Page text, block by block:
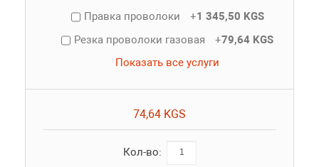
Правка проволоки
+1 345,50 KGS
Резка проволоки газовая
+79,64 KGS
Показать все услуги
74,64 KGS
Кол-во: